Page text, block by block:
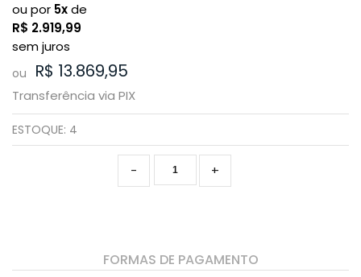
ou por 5xde
R$ 2.919,99
sem juros
ou R$ 13.869,95
Transferência via PIX
ESTOQUE: 4
+
-
FORMAS DE PAGAMENTO